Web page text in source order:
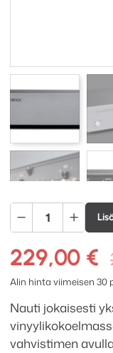
Cambridge
Audio
Solo
määrä
229,00 €
Alin hinta viimeisen 30
Nauti jokaisesti
vahvistimen